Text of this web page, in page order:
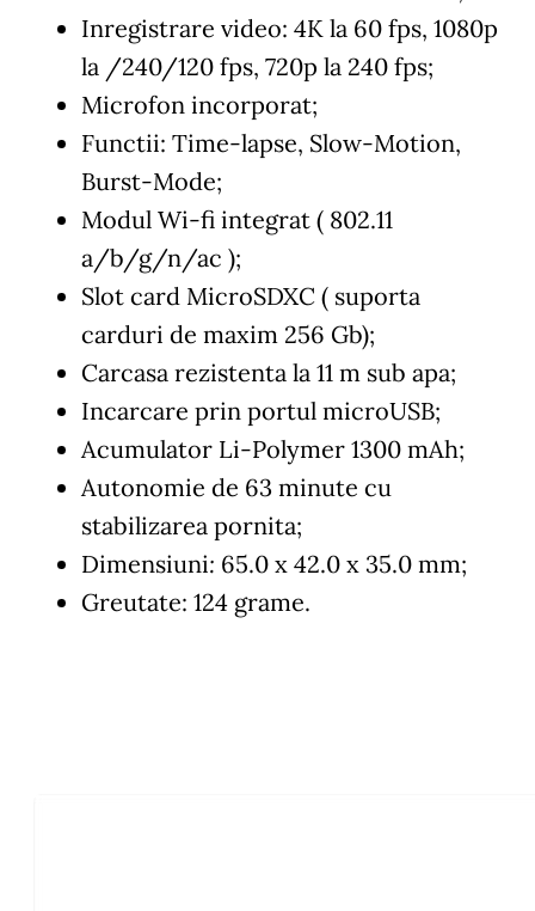
Inregistrare video: 4K la 60 fps, 1080p
la /240/120 fps, 720p la 240 fps;
Microfon incorporat;
Functii: Time-lapse, Slow-Motion,
Burst-Mode;
Modul Wi-fi integrat ( 802.11
a/b/g/n/ac );
Slot card MicroSDXC ( suporta
carduri de maxim 256 Gb);
Carcasa rezistenta la 11 m sub apa;
Incarcare prin portul microUSB;
Acumulator Li-Polymer 1300 mAh;
Autonomie de 63 minute cu
stabilizarea pornita;
Dimensiuni: 65.0 x 42.0 x 35.0 mm;
Greutate: 124 grame.